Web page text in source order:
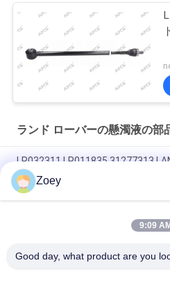
ランド ローバーの懸濁液の部
LR032311 LR011835 31277313
SPORT用のエンジンマウント
OEM LR092039 IAF500021
Zoey
9:09 AM
Good day, what product are you